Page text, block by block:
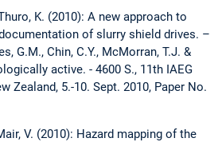
K. (2010): A new approach to
of slurry shield drives. –
G.M., Chin, C.Y., McMorran, T.J. &
active. - 4600 S., 11th IAEG
Zealand, 5.-10. Sept. 2010, Paper No.
V. (2010): Hazard mapping of the